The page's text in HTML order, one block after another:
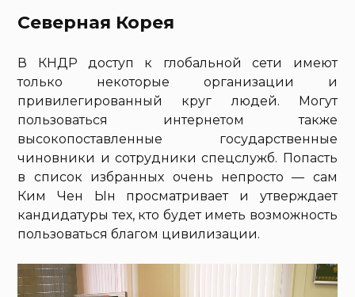
Северная Корея
В КНДР доступ к глобальной сети имеют
только некоторые организации и
привилегированный круг людей. Могут
пользоваться интернетом также
высокопоставленные государственные
чиновники и сотрудники спецслужб. Попасть
в список избранных очень непросто — сам
Ким Чен Ын просматривает и утверждает
кандидатуры тех, кто будет иметь возможность
пользоваться благом цивилизации.